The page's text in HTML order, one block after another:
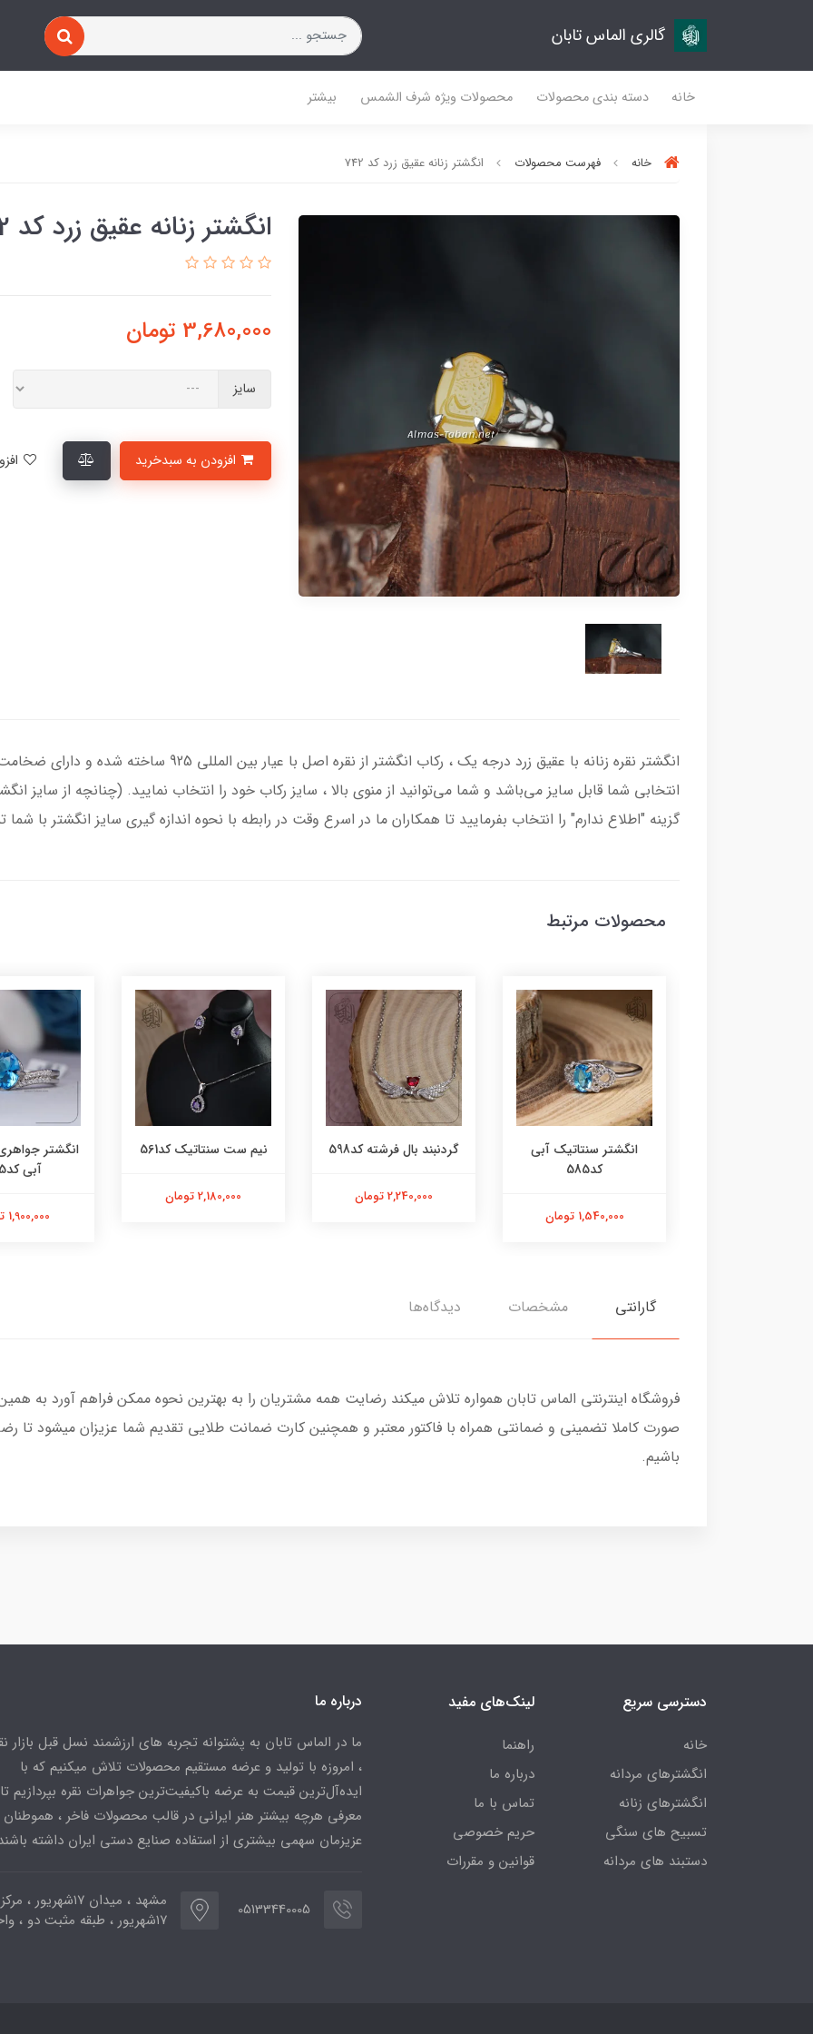
گالری الماس تابان
خانه دسته بندی محصولات محصولات ویژه شرف الشمس بیشتر
خانه فهرست محصولات انگشتر زنانه عقیق زرد کد 742
انگشتر زنانه عقیق زرد کد 742
3,680,000 تومان
سایز
انگشتر نقره زنانه با عقیق زرد درجه یک ، رکاب انگشتر از
انتخابی شما قابل سایز می‌باشد و شما می‌توانید از منوی بالا ، سایز رکاب خود را انتخاب نمایید. (چنانچه از سایز
گزینه "اطلاع ندارم" را انتخاب بفرمایید تا همکاران ما در اسرع وقت در رابطه با نحوه اندازه گیری سایز انگشتر با
محصولات مرتبط
انگشتر سنتاتیک آبی
کد585
1,540,000 تومان
گردنبند بال فرشته کد598
2,240,000 تومان
نیم ست سنتاتیک کد561
2,180,000 تومان
انگشتر
آبی کد565
1,900,000 تومان
گارانتی مشخصات دیدگاه‌ها
فروشگاه اینترنتی الماس تابان همواره تلاش میکند رضایت همه مشتریان را به بهترین نحوه ممکن فراهم آورد به
صورت کاملا تضمینی و ضمانتی همراه با فاکتور معتبر و همچنین کارت ضمانت طلایی تقدیم شما عزیزان میشود تا
باشیم.
دسترسی سریع
خانه
انگشترهای مردانه
انگشترهای زنانه
تسبیح های سنگی
دستبند های مردانه
لینک‌های مفید
راهنما
درباره ما
تماس با ما
حریم خصوصی
قوانین و مقررات
درباره ما
ما در الماس تابان به پشتوانه تجربه های ارزشمند نسل قبل بازار
، امروزه با تولید و عرضه مستقیم محصولات تلاش میکنیم که با
ایده‌آل‌ترین قیمت به عرضه باکیفیت‌ترین جواهرات نقره بپردازیم تا
معرفی هرچه بیشتر هنر ایرانی در قالب محصولات فاخر ، هموطنان
عزیزمان سهمی بیشتری از استفاده صنایع دستی ایران داشته
05133440005
مشهد ، میدان ۱۷شهریور
۱۷شهریور ، طبقه مثبت دو ، واحد ۷۷۳